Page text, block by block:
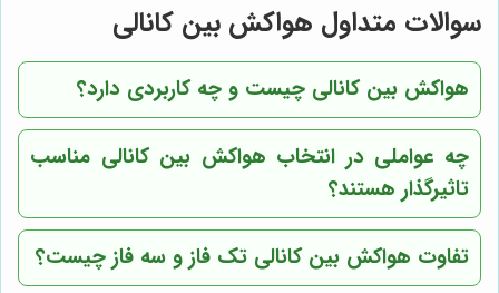
سوالات متداول هواکش بین کانالی
هواکش بین کانالی چیست و چه کاربردی دارد؟
چه عواملی در انتخاب هواکش بین کانالی مناسب
تاثیرگذار هستند؟
تفاوت هواکش بین کانالی تک فاز و سه فاز چیست؟